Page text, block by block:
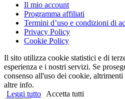
Il mio account
Programma affiliati
Termini d’uso e condizioni di
Privacy Policy
Cookie Policy
Il sito utilizza cookie statistici e di
esperienza e i nostri servizi. Se
consenso all'uso dei cookie,
altre info.
Leggi tutto
Accetta tutti